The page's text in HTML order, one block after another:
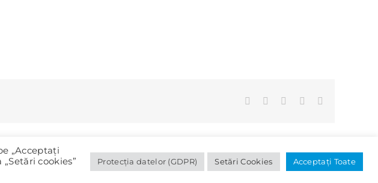
Facebook LinkedInWhatsApp
datelor (GDPR)
„Acceptați
cookies”
Protecția datelor (GDPR) Setări Cookies Acceptați Toate